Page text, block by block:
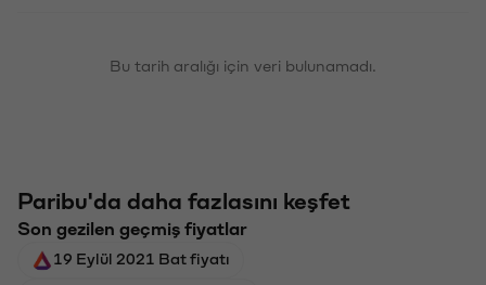
Bu tarih aralığı için veri bulunamadı.
Paribu'da daha fazlasını keşfet
Son gezilen geçmiş fiyatlar
19 Eylül 2021 Bat fiyatı